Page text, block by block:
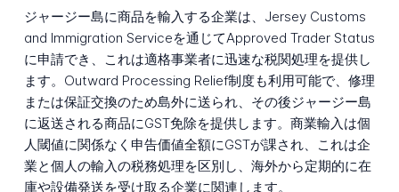
ジャージー島に商品を輸入する企業は、Jersey Customs
and Immigration Serviceを通じてApproved Trader Status
に申請でき、これは適格事業者に迅速な税関処理を提供し
ます。Outward Processing Relief制度も利用可能で、修理
または保証交換のため島外に送られ、その後ジャージー島
に返送される商品にGST免除を提供します。商業輸入は個
人閾値に関係なく申告価値全額にGSTが課され、これは企
業と個人の輸入の税務処理を区別し、海外から定期的に在
庫や設備発送を受け取る企業に関連します。